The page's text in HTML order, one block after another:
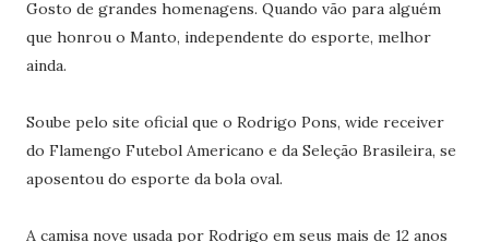
Gosto de grandes homenagens. Quando vão para alguém
que honrou o Manto, independente do esporte, melhor
ainda.
Soube pelo site oficial que o Rodrigo Pons, wide receiver
do Flamengo Futebol Americano e da Seleção Brasileira, se
aposentou do esporte da bola oval.
A camisa nove usada por Rodrigo em seus mais de 12 anos